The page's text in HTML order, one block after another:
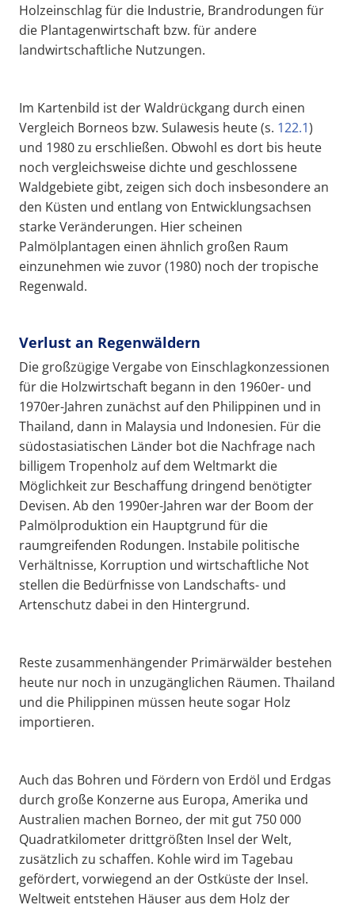
Holzeinschlag für die Industrie, Brandrodungen für
die Plantagenwirtschaft bzw. für andere
landwirtschaftliche Nutzungen.
Im Kartenbild ist der Waldrückgang durch einen
Vergleich Borneos bzw. Sulawesis heute (s. 122.1)
und 1980 zu erschließen. Obwohl es dort bis heute
noch vergleichsweise dichte und geschlossene
Waldgebiete gibt, zeigen sich doch insbesondere an
den Küsten und entlang von Entwicklungsachsen
starke Veränderungen. Hier scheinen
Palmölplantagen einen ähnlich großen Raum
einzunehmen wie zuvor (1980) noch der tropische
Regenwald.
Verlust an Regenwäldern
Die großzügige Vergabe von Einschlagkonzessionen
für die Holzwirtschaft begann in den 1960er- und
1970er-Jahren zunächst auf den Philippinen und in
Thailand, dann in Malaysia und Indonesien. Für die
südostasiatischen Länder bot die Nachfrage nach
billigem Tropenholz auf dem Weltmarkt die
Möglichkeit zur Beschaffung dringend benötigter
Devisen. Ab den 1990er-Jahren war der Boom der
Palmölproduktion ein Hauptgrund für die
raumgreifenden Rodungen. Instabile politische
Verhältnisse, Korruption und wirtschaftliche Not
stellen die Bedürfnisse von Landschafts- und
Artenschutz dabei in den Hintergrund.
Reste zusammenhängender Primärwälder bestehen
heute nur noch in unzugänglichen Räumen. Thailand
und die Philippinen müssen heute sogar Holz
importieren.
Auch das Bohren und Fördern von Erdöl und Erdgas
durch große Konzerne aus Europa, Amerika und
Australien machen Borneo, der mit gut 750 000
Quadratkilometer drittgrößten Insel der Welt,
zusätzlich zu schaffen. Kohle wird im Tagebau
gefördert, vorwiegend an der Ostküste der Insel.
Weltweit entstehen Häuser aus dem Holz der